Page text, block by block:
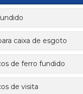
caixa de esgoto
de ferro fundido
de visita